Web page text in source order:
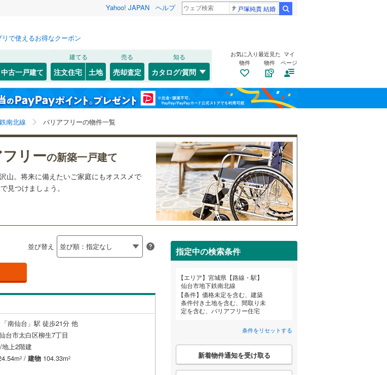
Yahoo! JAPAN ヘルプ 戸塚純貴 結婚
で使えるお得なクーポン
中古一戸建て
建てる
注文住宅 土地
売る
売却査定
知る
カタログ/質問
お気に入り
物件
最近見た
物件
マイ
ページ
南北線 バリアフリーの物件一覧
リーの新築一戸建て
山。将来に備えたいご家庭にもオススメで
見つけましょう。
並び替え
南仙台」駅 徒歩21分 他
台市太白区柳生7丁目
上2階建
2 / 建物 104.33m2
指定中の検索条件
エリア
宮城県【路線・駅】
仙台市地下鉄南北線
条件
価格未定を含む、建築
条件付き土地を含む、間取り未
定を含む、バリアフリー住宅
条件をリセットする
こ
検
新着物件通知を受け取る
宮城 秋田 山形 福島
埼玉 千葉 茨城
静岡 三重
和歌山
岡山 広島 山口
高知
長崎 鹿児島
件で検索する 条件をリセットする
宮城野区(27) 若林区(23)
泉区(27)
塩竈市(2) 気仙沼市(0)
名取市(28) 角田市(5)
岩沼市( 18) 登米市(0)
東松島市 大崎市(4)
刈田郡七ヶ宿町(0)
伊具郡丸森町 (0) 亘理郡亘理町(4)
黒川郡大郷町(0)
加美郡加美町(0)
遠田郡美里町
件で検索する 条件をリセットする
この条件で検索する 条件をリセットする
常磐線(130) 仙山線(58)
石巻線(4) 気仙沼線(0)
陸羽東線(5) 東北新幹線(19)
仙台空港アクセス線(43)
件で検索する 条件をリセットする
11) (8) (7) (0) (0) (14) (2) (3)
51
この条件で検索する 条件をリセットする
オール電化（88） トイレ２か所（139）
ビルトインガレージ（0） 太陽光発電システム（17）
防犯カメラ （13）
角地（ 南道路（33）
（95）
住宅性能評価付き（86）
大規模（総区画数50戸以上）
（
この条件で検索する 条件をリセットする
検索条件を保存しました
物件通知は、 マイページから設定できます。
保存した条件を見る
地下鉄南北線、価格未定を含む、建築条
む、間取り未定を含む、バリアフリー住
検索条件を保存する
る お気に入りリストを見る
閉じる
る お気に入りリストを見る
閉じる